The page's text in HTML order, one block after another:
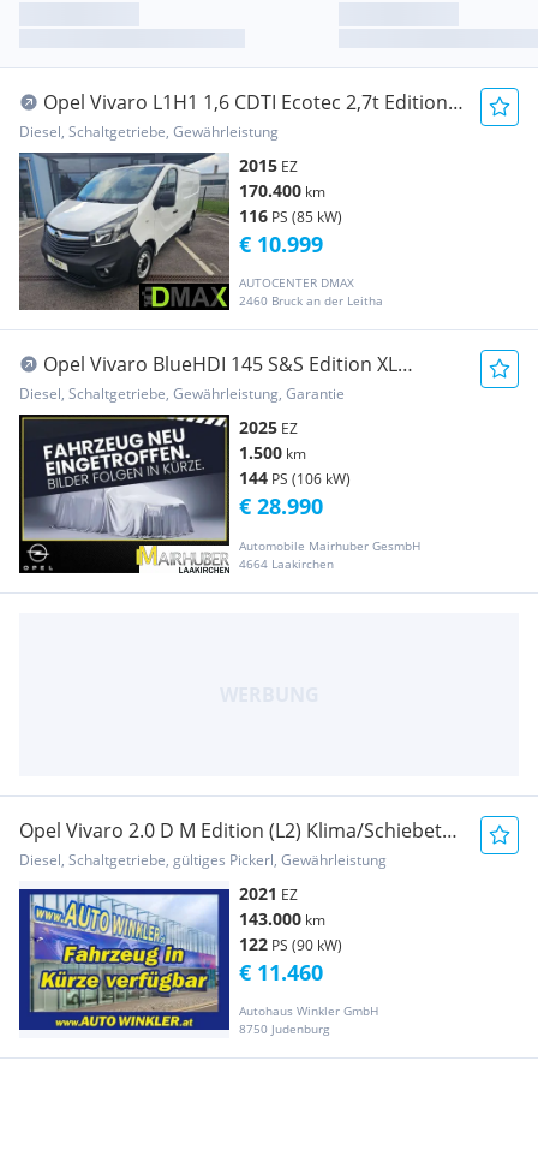
Opel Vivaro L1H1 1,6 CDTI Ecotec 2,7t Edition
Transporter / Kastenwagen
Diesel, Schaltgetriebe, Gewährleistung
2015 EZ
170.400 km
116 PS (85 kW)
AUTOCENTER DMAX
2460 Bruck an der Leitha
€ 10.999
Opel Vivaro BlueHDI 145 S&S Edition XL
Transporter / Kastenwagen
Diesel, Schaltgetriebe, Gewährleistung, Garantie
2025 EZ
1.500 km
144 PS (106 kW)
Automobile Mairhuber GesmbH
4664 Laakirchen
€ 28.990
Opel Vivaro 2.0 D M Edition (L2) Klima/Schiebetür
Transporter / Kastenwagen
Diesel, Schaltgetriebe, gültiges Pickerl, Gewährleistung
2021 EZ
143.000 km
122 PS (90 kW)
Autohaus Winkler GmbH
8750 Judenburg
€ 11.460